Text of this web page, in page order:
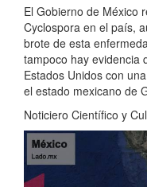
El Gobierno de México
Cyclospora en el país,
brote de esta
tampoco hay evidencia
Estados Unidos con
el estado mexicano de
Noticiero Científico y